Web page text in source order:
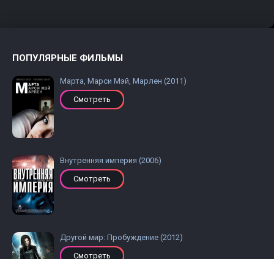
ПОПУЛЯРНЫЕ ФИЛЬМЫ
Марта, Марси Мэй, Марлен (2011)
Смотреть
Внутренняя империя (2006)
Смотреть
Другой мир: Пробуждение (2012)
Смотреть